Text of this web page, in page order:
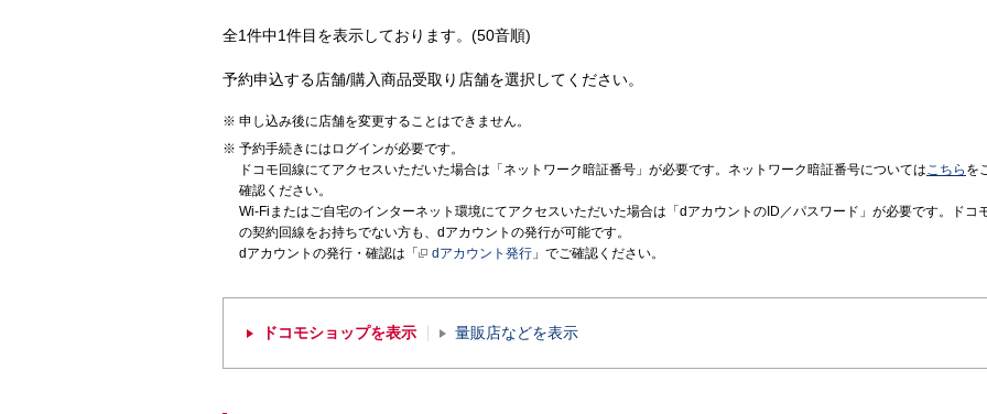
全1件中1件目を表示しております。(50音順)
予約申込する店舗/購入商品受取り店舗を選択してください。
申し込み後に店舗を変更することはできません。
予約手続きにはログインが必要です。
ドコモ回線にてアクセスいただいた場合は「ネットワーク暗証番号」が必要です。ネットワーク暗証番号についてはこちら を
確認ください。
Wi-Fiまたはご自宅のインターネット環境にてアクセスいただいた場合は「dアカウントのID／パスワード」が必要です。ドコ
の契約回線をお持ちでない方も、dアカウントの発行が可能です。
dアカウントの発行・確認は「
dアカウント発行 」でご確認ください。
ドコモショップを表示 量販店などを表示